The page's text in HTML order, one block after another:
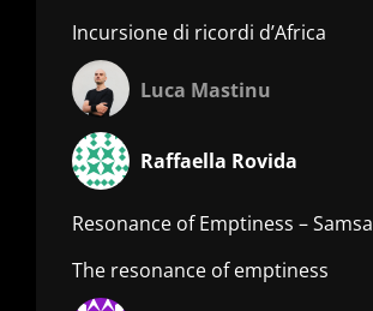
Incursione di ricordi d’Africa
Luca Mastinu
Raffaella Rovida
Resonance of Emptiness –
The resonance of emptiness